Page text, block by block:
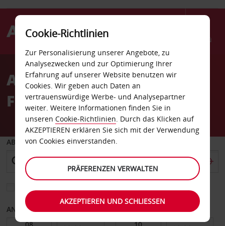
Menü
AvisAutovermietung
Flemington
ABHOLEN VON
ANFANGSDATUM
Cookie-Richtlinien
Zur Personalisierung unserer Angebote, zu
Analysezwecken und zur Optimierung Ihrer
Erfahrung auf unserer Website benutzen wir
Cookies. Wir geben auch Daten an
vertrauenswürdige Werbe- und Analysepartner
weiter. Weitere Informationen finden Sie in
unseren Cookie-Richtlinien. Durch das Klicken auf
AKZEPTIEREN erklären Sie sich mit der Verwendung
von Cookies einverstanden.
PRÄFERENZEN VERWALTEN
AKZEPTIEREN UND SCHLIESSEN